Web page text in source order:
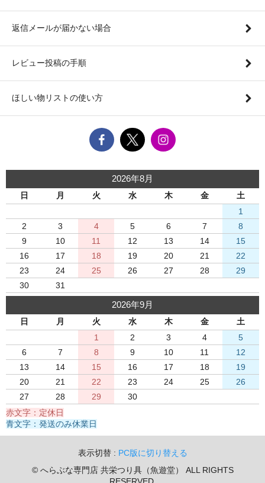
返信メールが届かない場合
レビュー投稿の手順
ほしい物リストの使い方
2026年8月
日 月 火 水 木 金
土
1
2
3 4 5 6 7
8
9
10 11 12 13 14
15
16
17 18 19 20 21
22
23
24 25 26 27 28
29
30
31
2026年9月
日 月 火 水 木 金
土
1
2 3 4
5
6
7 8 9 10 11
12
13
14 15 16 17 18
19
20
21 22 23 24 25
26
27
28 29
30
赤文字：定休日
青文字：発送のみ休業日
表示切替 : PC版に切り替える
© へらぶな専門店 共栄つり具（魚遊堂） ALL RIGHTS